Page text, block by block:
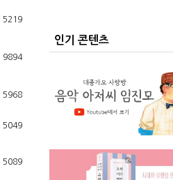
5219
9894
5968
5049
5089
[Single] Show pony
[Single] Blessed
인기 콘텐츠